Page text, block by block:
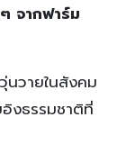
จากฟาร์ม
วายในสังคม
งธรรมชาติที่